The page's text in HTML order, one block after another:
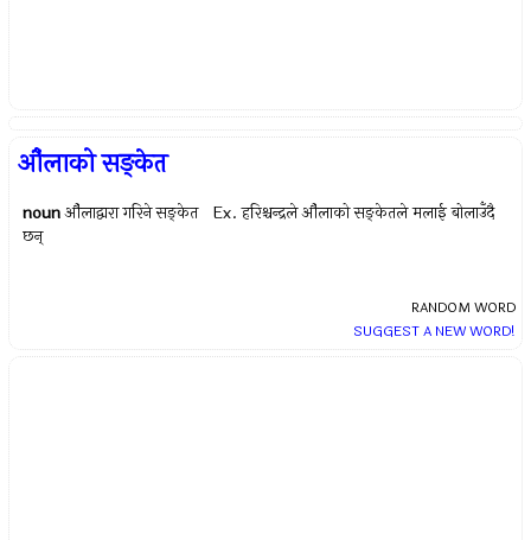
औंलाको सङ्केत
noun औंलाद्वारा गरिने सङ्केत Ex.हरिश्चन्द्रले औंलाको सङ्केतले मलाई बोलाउँदै
छन्
RANDOM WORD
SUGGEST A NEW WORD!